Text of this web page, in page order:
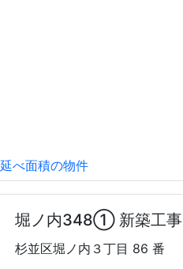
べ面積の物件
堀ノ内348① 新築工事
杉並区堀ノ内３丁目 86 番